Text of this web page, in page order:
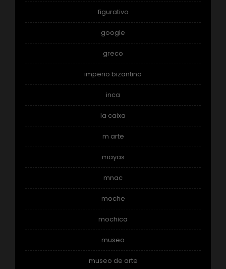
figurativo
google
greco
imperio bizantino
inca
la caixa
m arte
mayas
mnac
moche
mochica
museo
museo de arte